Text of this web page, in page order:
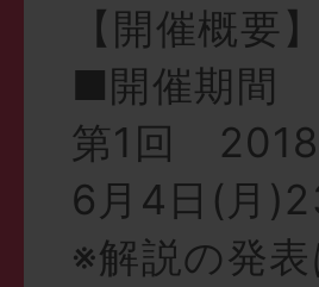
【開催概要】
■開催期間
第1回
6月4日(月
※解説の発